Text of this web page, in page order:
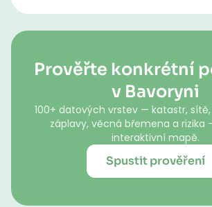
Prověřte konkrétní
v Bavoryni
100+ datových vrstev — katastr,
záplavy, věcná břemena a rizika
interaktivní mapě.
Spustit prověření